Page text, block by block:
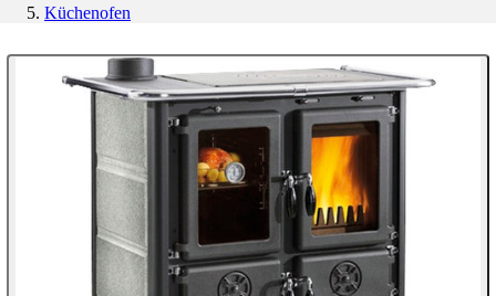
Küchenofen